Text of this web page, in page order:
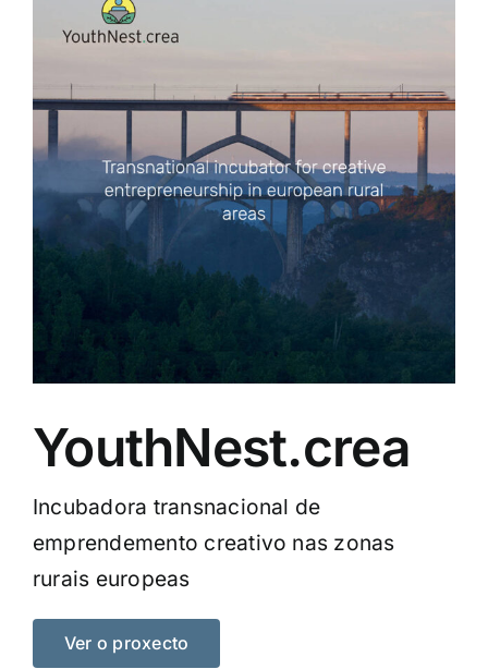
YouthNest.crea
Incubadora transnacional de
emprendemento creativo nas zonas
rurais europeas
Ver o proxecto